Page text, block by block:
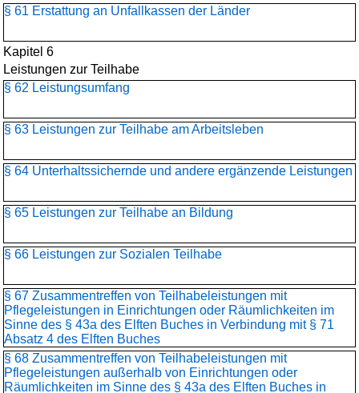
§ 61 Erstattung an Unfallkassen der Länder
Kapitel 6
Leistungen zur Teilhabe
§ 62 Leistungsumfang
§ 63 Leistungen zur Teilhabe am Arbeitsleben
§ 64 Unterhaltssichernde und andere ergänzende Leistungen
§ 65 Leistungen zur Teilhabe an Bildung
§ 66 Leistungen zur Sozialen Teilhabe
§ 67 Zusammentreffen von Teilhabeleistungen mit
Pflegeleistungen in Einrichtungen oder Räumlichkeiten im
Sinne des § 43a des Elften Buches in Verbindung mit § 71
Absatz 4 des Elften Buches
§ 68 Zusammentreffen von Teilhabeleistungen mit
Pflegeleistungen außerhalb von Einrichtungen oder
Räumlichkeiten im Sinne des § 43a des Elften Buches in